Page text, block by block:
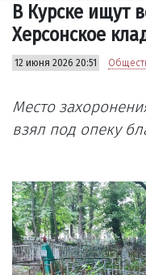
В Курске ищут
Херсонское
12 июня 2026 20:51
Место
взял под опеку